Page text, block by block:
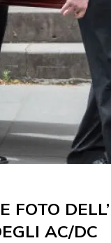
FOTO
AC/DC